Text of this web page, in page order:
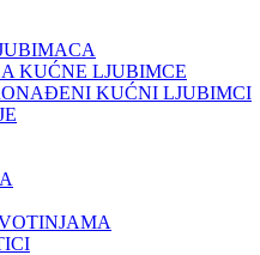
KUĆNE LJUBIMCE
KUĆNI LJUBIMCI